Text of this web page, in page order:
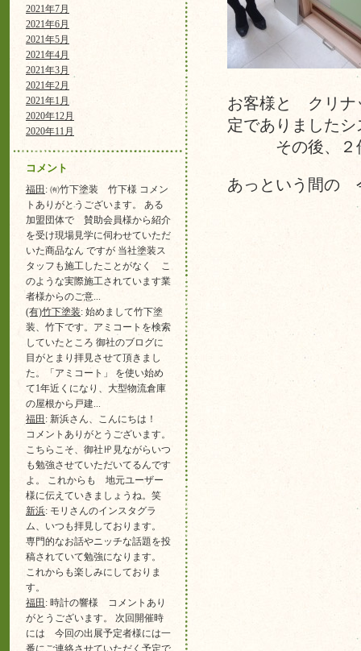
2021年7月
2021年6月
2021年5月
2021年4月
2021年3月
2021年2月
2021年1月
2020年12月
2020年11月
コメント
福田 : ㈲竹下塗装 竹下様 コメン
トありがとうございます。 ある
加盟団体で 賛助会員様から紹介
を受け現場見学に伺わせていただ
いた商品なん ですが 当社塗装ス
タッフも施工したことがなく こ
のような実際施工されています業
者様からのご意...
(有)竹下塗装: 始めまして竹下塗
装、竹下です。アミコートを検索
していたところ 御社のブログに
目がとまり拝見させて頂きまし
た。「アミコート」 を使い始め
て1年近くになり、大型物流倉庫
の屋根から戸建...
福田 : 新浜さん、こんにちは！
コメントありがとうございます。
こちらこそ、御社㏋見ながらいつ
も勉強させていただいてるんです
よ。 これからも 地元ユーザー
様に伝えていきましょうね。笑
新浜: モリさんのインスタグラ
ム、いつも拝見しております。
専門的なお話やニッチな話題を投
稿されていて勉強になります。
これからも楽しみにしておりま
す。
福田 : 時計の響様 コメントあり
がとうございます。 次回開催時
には 今回の出展予定者様には一
番にご連絡させていただく予定で
お客様と クリ
定でありました
その後、２件
あっという間の